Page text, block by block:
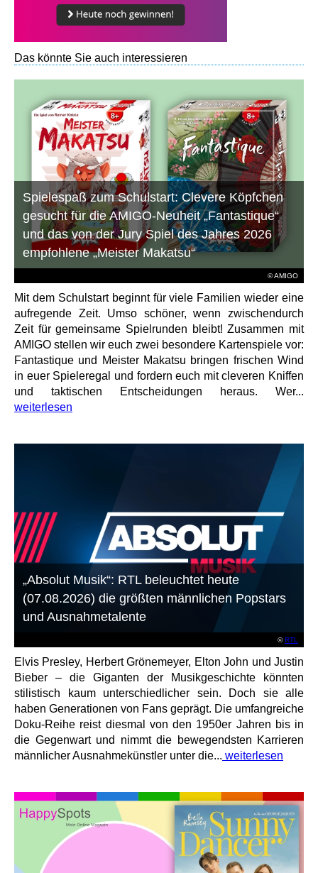
Das könnte Sie auch interessieren
© AMIGO
Spielespaß zum Schulstart: Clevere Köpfchen
gesucht für die AMIGO-Neuheit „Fantastique“
und das von der Jury Spiel des Jahres 2026
empfohlene „Meister Makatsu“
Mit dem Schulstart beginnt für viele Familien wieder eine
aufregende Zeit. Umso schöner, wenn zwischendurch
Zeit für gemeinsame Spielrunden bleibt! Zusammen mit
AMIGO stellen wir euch zwei besondere Kartenspiele vor:
Fantastique und Meister Makatsu bringen frischen Wind
in euer Spieleregal und fordern euch mit cleveren Kniffen
und taktischen Entscheidungen heraus. Wer...
weiterlesen
©RTL
„Absolut Musik“: RTL beleuchtet heute
(07.08.2026) die größten männlichen Popstars
und Ausnahmetalente
Elvis Presley, Herbert Grönemeyer, Elton John und Justin
Bieber – die Giganten der Musikgeschichte könnten
stilistisch kaum unterschiedlicher sein. Doch sie alle
haben Generationen von Fans geprägt. Die umfangreiche
Doku-Reihe reist diesmal von den 1950er Jahren bis in
die Gegenwart und nimmt die bewegendsten Karrieren
männlicher Ausnahmekünstler unter die... weiterlesen